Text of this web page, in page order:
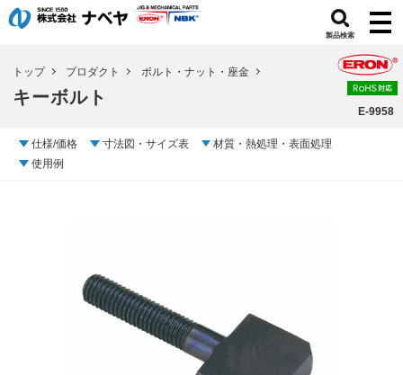
製品検索
トップ プロダクト ボルト・ナット・座金
キーボルト
E-9958
仕様/価格 寸法図・サイズ表
材質・熱処理・表面処理
使用例